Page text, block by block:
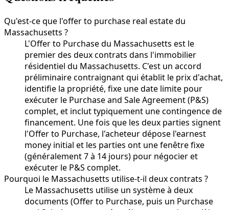
Qu'est-ce que l'offer to purchase real estate du
Massachusetts ?
L'Offer to Purchase du Massachusetts est le
premier des deux contrats dans l'immobilier
résidentiel du Massachusetts. C'est un accord
préliminaire contraignant qui établit le prix d'achat,
identifie la propriété, fixe une date limite pour
exécuter le Purchase and Sale Agreement (P&S)
complet, et inclut typiquement une contingence de
financement. Une fois que les deux parties signent
l'Offer to Purchase, l'acheteur dépose l'earnest
money initial et les parties ont une fenêtre fixe
(généralement 7 à 14 jours) pour négocier et
exécuter le P&S complet.
Pourquoi le Massachusetts utilise-t-il deux contrats ?
Le Massachusetts utilise un système à deux
documents (Offer to Purchase, puis un Purchase